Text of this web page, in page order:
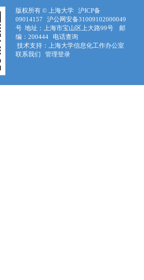
版权所有 © 上海大学
沪ICP备
09014157
沪公网安备31009102000049
号 地址：上海市宝山区上大路99号 邮
编：200444 电话查询
技术支持：上海大学信息化工作办公室
联系我们
管理登录